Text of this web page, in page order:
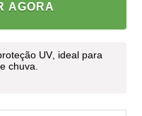
AGORA
UV, ideal para
echuva